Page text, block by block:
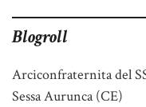
Blogroll
Arciconfraternita del
Sessa Aurunca (CE)